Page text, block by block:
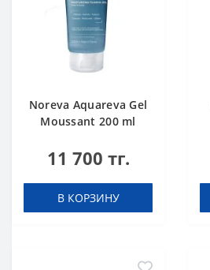
Noreva Aquareva Gel
Moussant 200 ml
11 700 тг.
В КОРЗИНУ